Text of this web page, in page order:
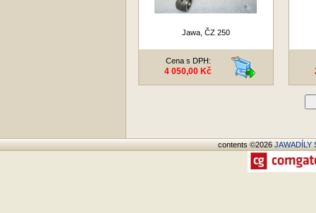
Jawa, ČZ 250
Cena s DPH:
4 050,00 Kč
contents ©2026JAWADÍLY